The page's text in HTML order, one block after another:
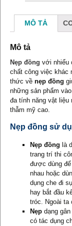
MÔ TẢ
Mô tả
Nẹp đồng với nhiểu
chất công việc khác
thức về nẹp đồng
những sản phẩm
đa tính năng vật liệu
thẫm mỹ cao.
Nẹp đồng sử
Nẹp đồng là
trang trí thi
được dùng
nhau hoặc
dụng che đi
hay bắt đầu
tróc. Ngoài ta
Nẹp dạng
có tác dụng